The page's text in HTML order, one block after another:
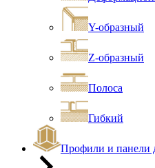
Y-образный
Z-образный
Полоса
Гибкий
Профили и панели